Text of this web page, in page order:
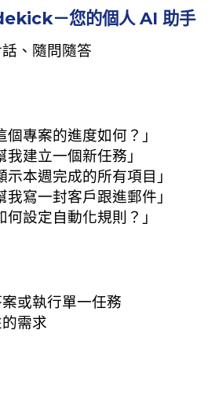
－您的個人 AI 助手
、隨問隨答
專案的進度如何？」
建立一個新任務」
本週完成的所有項目」
寫一封客戶跟進郵件」
設定自動化規則？」
或執行單一任務
需求